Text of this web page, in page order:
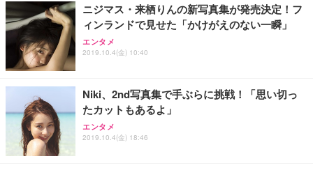
務用 おしゃれ パソコンチェア (ホワイト)
ANDWINT オフィスチェア デスクチェア 肘なし メ
ッシュ 通気性 ランバーサポート付き 腰サポート ガ
ス圧無段階昇降 360度回転 キャスター付き コンパク
【MiniLED/24.5inch/280Hz/FHD】GRAPHT THE S
HOOTER Gaming Monitor 24” Essential ゲーミン
グモニター QD 24.5インチ 1ms FHD 量子ドット 残
アイリスオーヤマ ペットシーツ 超厚型 お徳用 レギ
ュラー 200枚入【Amazon.co.jp限定】
ニジマス・来栖りんの新写真集が発売決定！フ
ィンランドで見せた「かけがえのない一瞬」
エンタメ
2019.10.4(金) 10:40
Niki、2nd写真集で手ぶらに挑戦！「思い切っ
たカットもあるよ」
エンタメ
2019.10.4(金) 18:46